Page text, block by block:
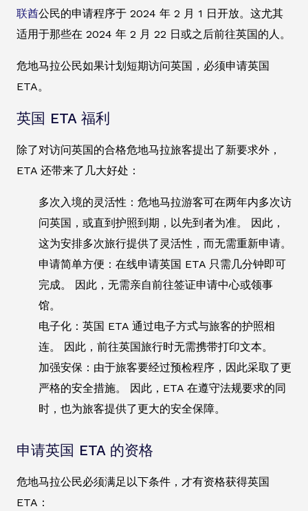
联酋公民的申请程序于 2024 年 2 月 1 日开放。这尤其
适用于那些在 2024 年 2 月 22 日或之后前往英国的人。
危地马拉公民如果计划短期访问英国，必须申请英国
ETA。
英国 ETA 福利
除了对访问英国的合格危地马拉旅客提出了新要求外，
ETA 还带来了几大好处：
多次入境的灵活性：危地马拉游客可在两年内多次访
问英国，或直到护照到期，以先到者为准。 因此，
这为安排多次旅行提供了灵活性，而无需重新申请。
申请简单方便：在线申请英国 ETA 只需几分钟即可
完成。 因此，无需亲自前往签证申请中心或领事
馆。
电子化：英国 ETA 通过电子方式与旅客的护照相
连。 因此，前往英国旅行时无需携带打印文本。
加强安保：由于旅客要经过预检程序，因此采取了更
严格的安全措施。 因此，ETA 在遵守法规要求的同
时，也为旅客提供了更大的安全保障。
申请英国 ETA 的资格
危地马拉公民必须满足以下条件，才有资格获得英国
ETA：